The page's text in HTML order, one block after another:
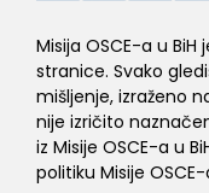
Misija OSCE-a u
stranice. Svako
mišljenje, izraženo
nije izričito
iz Misije OSCE-a u
politiku Misije OSCE-